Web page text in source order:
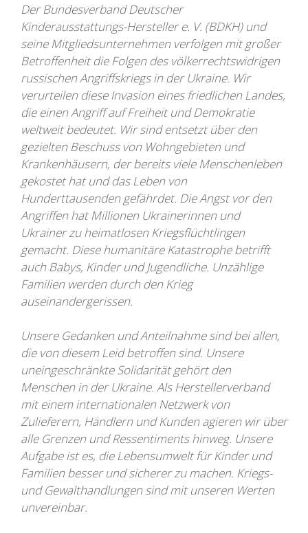
Der Bundesverband Deutscher
Kinderausstattungs-Hersteller e. V. (BDKH) und
seine Mitgliedsunternehmen verfolgen mit großer
Betroffenheit die Folgen des völkerrechtswidrigen
russischen Angriffskriegs in der Ukraine. Wir
verurteilen diese Invasion eines friedlichen Landes,
die einen Angriff auf Freiheit und Demokratie
weltweit bedeutet. Wir sind entsetzt über den
gezielten Beschuss von Wohngebieten und
Krankenhäusern, der bereits viele Menschenleben
gekostet hat und das Leben von
Hunderttausenden gefährdet. Die Angst vor den
Angriffen hat Millionen Ukrainerinnen und
Ukrainer zu heimatlosen Kriegsflüchtlingen
gemacht. Diese humanitäre Katastrophe betrifft
auch Babys, Kinder und Jugendliche. Unzählige
Familien werden durch den Krieg
auseinandergerissen.
Unsere Gedanken und Anteilnahme sind bei allen,
die von diesem Leid betroffen sind. Unsere
uneingeschränkte Solidarität gehört den
Menschen in der Ukraine. Als Herstellerverband
mit einem internationalen Netzwerk von
Zulieferern, Händlern und Kunden agieren wir über
alle Grenzen und Ressentiments hinweg. Unsere
Aufgabe ist es, die Lebensumwelt für Kinder und
Familien besser und sicherer zu machen. Kriegs-
und Gewalthandlungen sind mit unseren Werten
unvereinbar.